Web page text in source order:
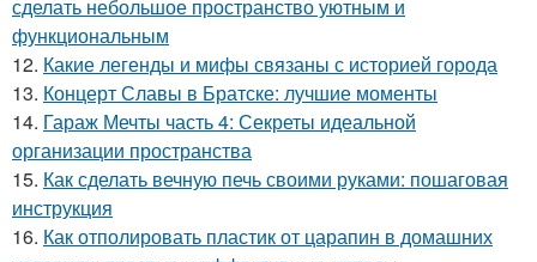
сделать небольшое пространство уютным и
функциональным
12. Какие легенды и мифы связаны с историей города
13. Концерт Славы в Братске: лучшие моменты
14. Гараж Мечты часть 4: Секреты идеальной
организации пространства
15. Как сделать вечную печь своими руками: пошаговая
инструкция
16. Как отполировать пластик от царапин в домашних